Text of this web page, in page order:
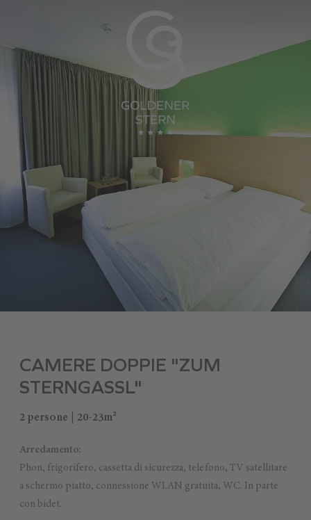
CAMERE DOPPIE "ZUM
STERNGASSL"
2 persone | 20-23m²
Arredamento:
Phon, frigorifero, cassetta di sicurezza, telefono, TV satellitare
a schermo piatto, connessione WLAN gratuita, WC. In parte
con bidet.